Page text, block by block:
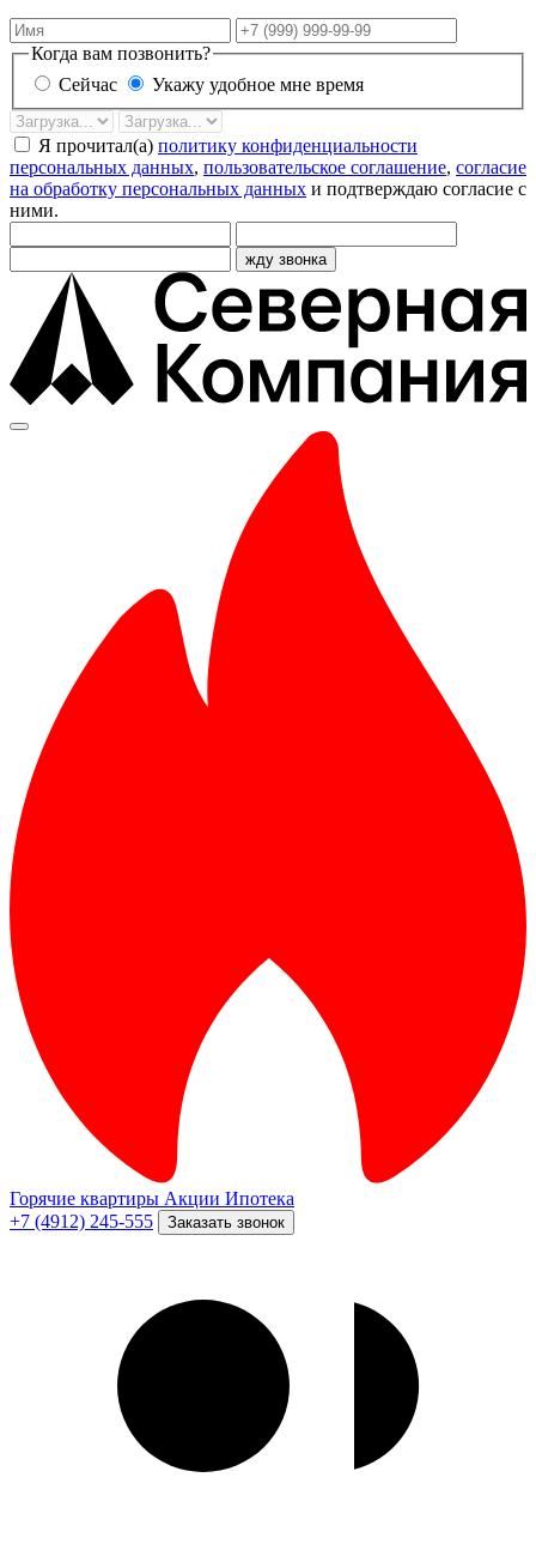
Имя
Телефон
Когда вам позвонить?
Сейчас
Укажу удобное мне время
Дата
звонка
Время
Я прочитал(а) политику конфиденциальности
персональных данных, пользовательское соглашение, согласие
на обработку персональных данных и подтверждаю согласие с
ними.
жду звонка
Горячие квартиры Акции Ипотека
+7 (4912) 245-555
Заказать звонок